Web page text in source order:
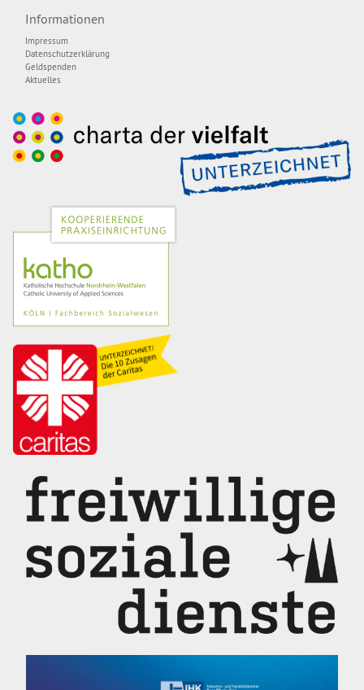
Informationen
Impressum
Datenschutzerklärung
Geldspenden
Aktuelles